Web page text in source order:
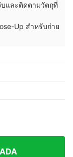
บและติดตามวัตถุที่
Up สำหรับถ่าย